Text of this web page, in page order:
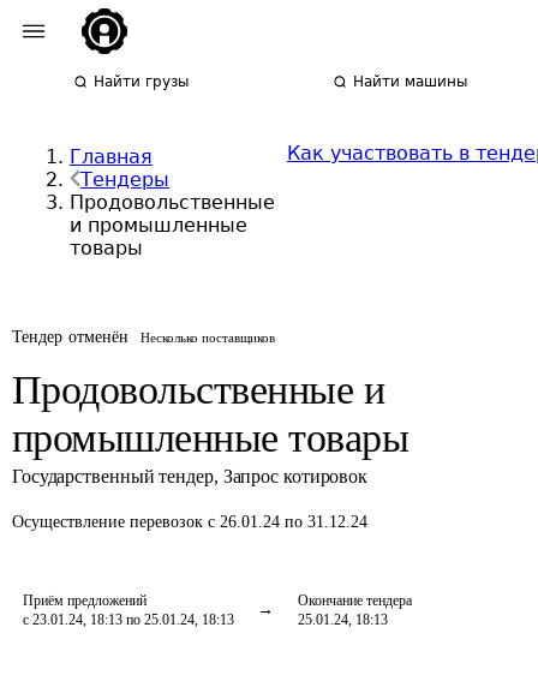
Найти грузы Найти машины
Главная
Тендеры
Продовольственные
и промышленные
товары
Как участвовать в
Тендер отменён Несколько поставщиков
Продовольственные и
промышленные товары
Государственный тендер, Запрос котировок
Осуществление перевозок с 26.01.24 по 31.12.24
Приём предложений
с 23.01.24, 18:13 по 25.01.24, 18:13
Окончание тендера
25.01.24, 18:13